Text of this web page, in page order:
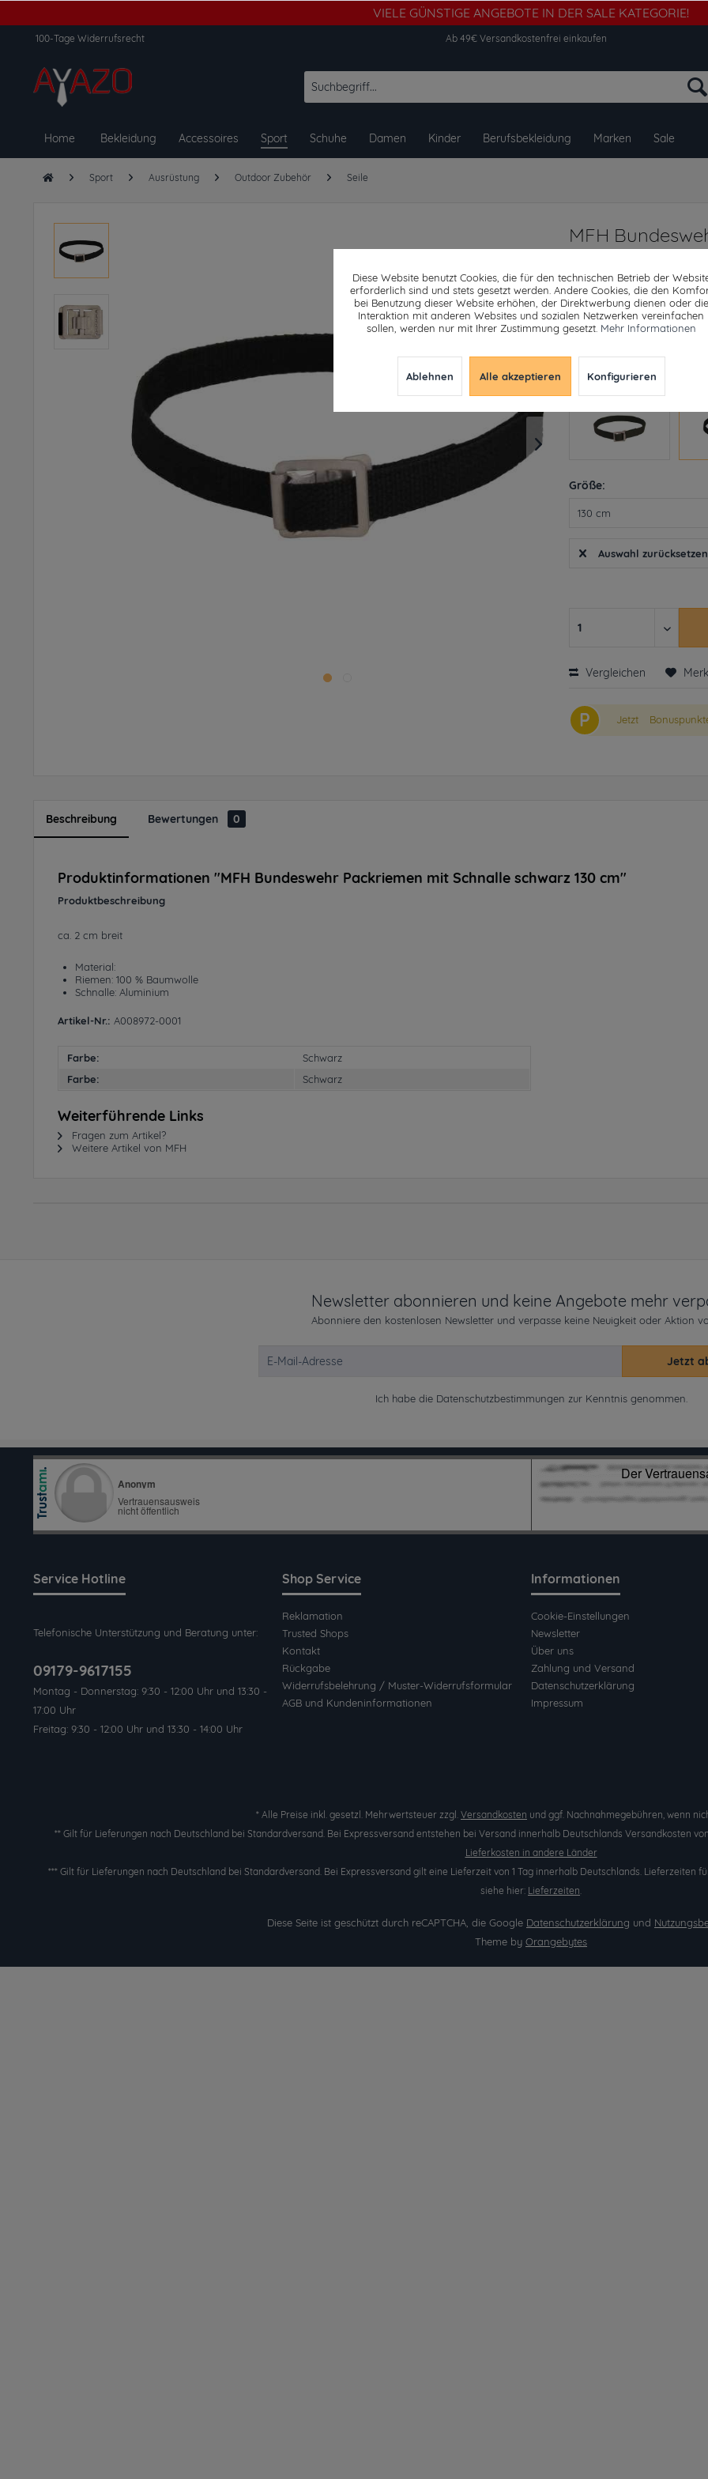
VIELE GÜNSTIGE ANGEBOTE IN DER SALE KATEGORIE!
100-Tage Widerrufsrecht Ab 49€ Versandkostenfrei einkaufen
Home Bekleidung Accessoires Sport Schuhe Damen Kinder Berufsbekleidung Marken Sale
Sport Ausrüstung Outdoor Zubehör Seile
MFH
Schnalle
9,99 € * 10,09
ab 49€
Derzeit leider nicht
Farbe
Größe:
Auswahl zurücksetzen
Vergleichen
P Jetzt
Beschreibung Bewertungen 0
Produktinformationen "MFH Bundeswehr Packriemen mit Schnalle schwarz 130 cm"
Produktbeschreibung
ca. 2 cm breit
Material:
Riemen: 100 % Baumwolle
Schnalle: Aluminium
Artikel-Nr.: A008972-0001
Farbe:
Schwarz
Farbe:
Schwarz
Weiterführende Links
Fragen zum Artikel?
Weitere Artikel von MFH
Newsletter abonnieren und keine Angebote mehr
Abonniere den kostenlosen Newsletter und verpasse keine Neuigkeit oder Aktion
Jetzt
Ich habe die Datenschutzbestimmungen zur Kenntnis genommen.
Service Hotline
Telefonische Unterstützung und Beratung unter:
09179-9617155
Montag - Donnerstag: 9:30 - 12:00 Uhr und 13:30 -
17:00 Uhr
Freitag: 9:30 - 12:00 Uhr und 13:30 - 14:00 Uhr
Shop Service
Reklamation
Trusted Shops
Kontakt
Rückgabe
Widerrufsbelehrung / Muster-Widerrufsformular
AGB und Kundeninformationen
Informationen
Cookie-Einstellungen
Newsletter
Über uns
Zahlung und Versand
Datenschutzerklärung
Impressum
* Alle Preise inkl. gesetzl. Mehrwertsteuer zzgl. Versandkosten und ggf. Nachnahmegebühren, wenn
** Gilt für Lieferungen nach Deutschland bei Standardversand. Bei Expressversand entstehen bei Versand innerhalb Deutschlands Versandkosten
Lieferkosten in andere Länder
*** Gilt für Lieferungen nach Deutschland bei Standardversand. Bei Expressversand gilt eine Lieferzeit von 1 Tag innerhalb Deutschlands.
siehe hier: Lieferzeiten.
Diese Seite ist geschützt durch reCAPTCHA, die Google Datenschutzerklärung und
Theme by Orangebytes
Diese Website benutzt Cookies, die für den technischen Betrieb der
erforderlich sind und stets gesetzt werden. Andere Cookies, die den
bei Benutzung dieser Website erhöhen, der Direktwerbung dienen oder die
Interaktion mit anderen Websites und sozialen Netzwerken vereinfachen
sollen, werden nur mit Ihrer Zustimmung gesetzt. Mehr Informationen
Ablehnen Alle akzeptieren Konfigurieren